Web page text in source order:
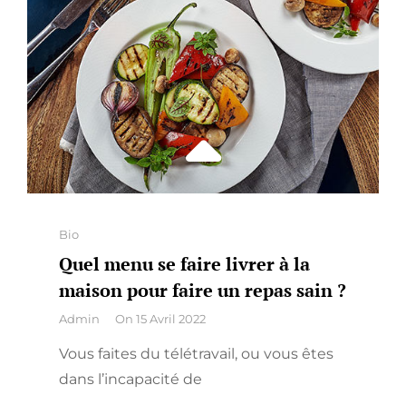
Categories
Bio
Quel menu se faire livrer à la
maison pour faire un repas sain ?
By
Admin On 15 Avril 2022
Vous faites du télétravail, ou vous êtes
dans l’incapacité de